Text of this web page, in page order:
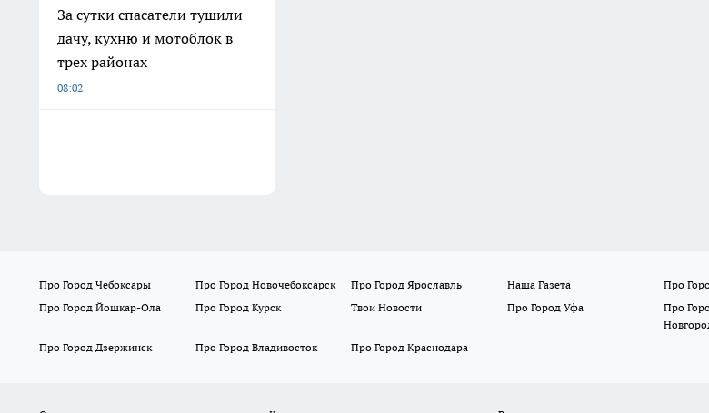
За сутки спасатели тушили
дачу, кухню и мотоблок в
трех районах
08:02
Про Город Чебоксары Про Город Новочебоксарск Про Город Ярославль Наша Газета
Про
Про Город Йошкар-Ола
Про Город Курск Твои Новости Про Город Уфа
Про
Про Город Дзержинск
Про Город Владивосток Про Город Краснодара